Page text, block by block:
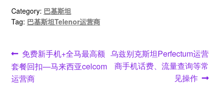
Category: 巴基斯坦
Tag: 巴基斯坦Telenor运营商
文
章
Previous
post:
免费新手机+全马最高额
套餐回扣—马来西亚celcom
运营商
Next
post:
乌兹别克斯坦Perfectum运营
商手机话费、流量查询等常
见操作